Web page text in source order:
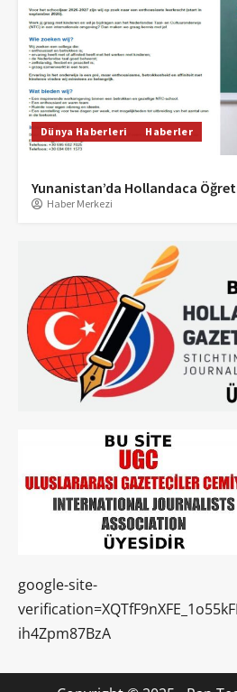
Dünya Haberleri Haberler
Yunanistan’da Hollandaca
Haber Merkezi
google-site-
ih4Zpm87BzA